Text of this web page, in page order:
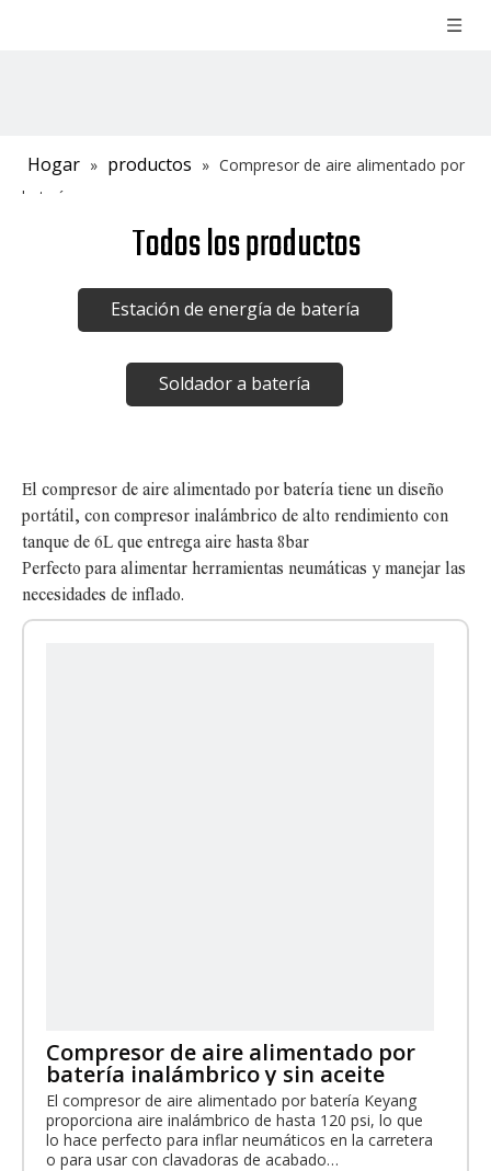
Hogar » productos » Compresor de aire alimentado por
batería
Todos los productos
Estación de energía de batería
Soldador a batería
El compresor de aire alimentado por batería tiene un diseño
portátil, con compresor inalámbrico de alto rendimiento con
tanque de 6L que entrega aire hasta 8bar
Perfecto para alimentar herramientas neumáticas y manejar las
necesidades de inflado.
Compresor de aire alimentado por
batería inalámbrico y sin aceite
El compresor de aire alimentado por batería Keyang
proporciona aire inalámbrico de hasta 120 psi, lo que
lo hace perfecto para inflar neumáticos en la carretera
o para usar con clavadoras de acabado